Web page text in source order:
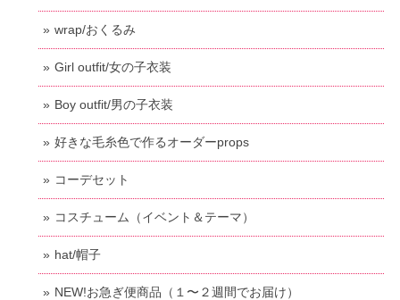
wrap/おくるみ
Girl outfit/女の子衣装
Boy outfit/男の子衣装
好きな毛糸色で作るオーダーprops
コーデセット
コスチューム（イベント＆テーマ）
hat/帽子
NEW!お急ぎ便商品（１〜２週間でお届け）